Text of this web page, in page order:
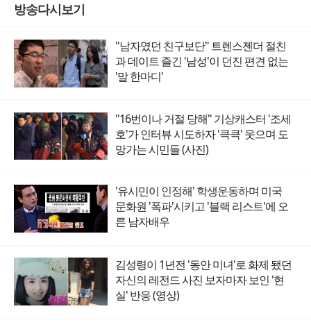
방송다시보기
"남자였던 친구보단" 트렌스젠더 절친
과 데이트 즐긴 '남성'이 던진 편견 없는
'말 한마디'
"16번이나 거절 당해" 기상캐스터 '조세
호'가 인터뷰 시도하자 '큭큭' 웃으며 도
망가는 시민들 (사진)
'유시민이 인정해' 학생운동하며 미국
문화원 '폭파'시키고 '블랙 리스트'에 오
른 남자배우
김성령이 1년전 '동안 미녀'로 화제 됐던
자신의 레전드 사진 보자마자 보인 '현
실' 반응 (영상)